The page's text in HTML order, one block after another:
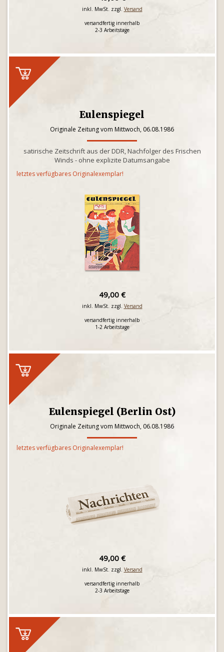
inkl. MwSt. zzgl. Versand
versandfertig innerhalb
2-3 Arbeitstage
Eulenspiegel
Originale Zeitung vom Mittwoch, 06.08.1986
satirische Zeitschrift aus der DDR, Nachfolger des Frischen
Winds - ohne explizite Datumsangabe
letztes verfügbares Originalexemplar!
49,00 €
inkl. MwSt. zzgl. Versand
versandfertig innerhalb
1-2 Arbeitstage
Eulenspiegel (Berlin Ost)
Originale Zeitung vom Mittwoch, 06.08.1986
letztes verfügbares Originalexemplar!
49,00 €
inkl. MwSt. zzgl. Versand
versandfertig innerhalb
2-3 Arbeitstage